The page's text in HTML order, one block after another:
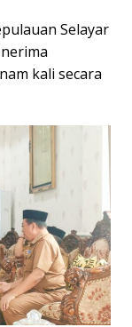
Selayar
kali secara